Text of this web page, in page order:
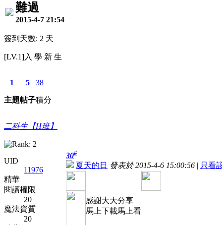
難過
2015-4-7 21:54
簽到天數: 2 天
[LV.1]入 學 新 生
1
主題
5
帖子
38
積分
二科生【H班】
UID
11976
精華
閱讀權限
20
魔法資質
20
30#
夏天的日 發表於 2015-4-6 15:00:56 | 只看
感謝大大分享
馬上下載馬上看